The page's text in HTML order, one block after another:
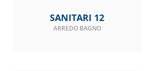
SANITARI 12
ARREDO BAGNO